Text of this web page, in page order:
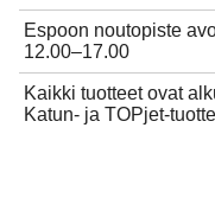
Espoon noutopiste
12.00–17.00
Kaikki tuotteet ovat
Katun- ja TOPjet-